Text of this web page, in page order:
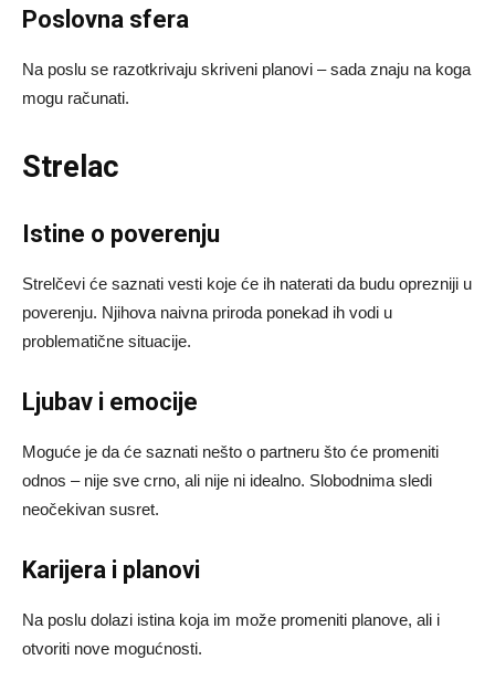
Poslovna sfera
Na poslu se razotkrivaju skriveni planovi – sada znaju na koga
mogu računati.
Strelac
Istine o poverenju
Strelčevi će saznati vesti koje će ih naterati da budu oprezniji u
poverenju. Njihova naivna priroda ponekad ih vodi u
problematične situacije.
Ljubav i emocije
Moguće je da će saznati nešto o partneru što će promeniti
odnos – nije sve crno, ali nije ni idealno. Slobodnima sledi
neočekivan susret.
Karijera i planovi
Na poslu dolazi istina koja im može promeniti planove, ali i
otvoriti nove mogućnosti.